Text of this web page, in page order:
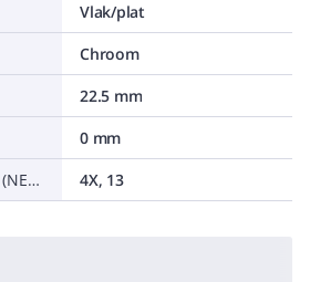
Vlak/plat
Chroom
22.5 mm
0 mm
Beschermingsgraad (NEMA)
4X, 13